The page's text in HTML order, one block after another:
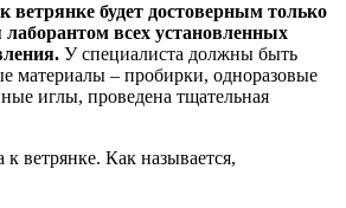
ветрянке будет достоверным только
лаборантом всех установленных
У специалиста должны быть
материалы – пробирки, одноразовые
иглы, проведена тщательная